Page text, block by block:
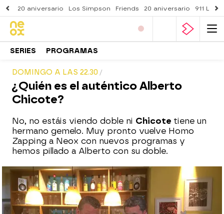
20 aniversario Los Simpson Friends 20 aniversario 911
SERIES PROGRAMAS
DOMINGO A LAS 22.30
¿Quién es el auténtico Alberto
Chicote?
No, no estáis viendo doble ni Chicote tiene un
hermano gemelo. Muy pronto vuelve Homo
Zapping a Neox con nuevos programas y
hemos pillado a Alberto con su doble.